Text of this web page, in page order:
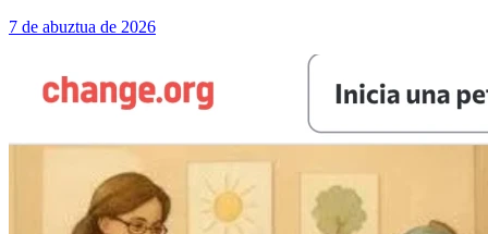
7 de abuztua de 2026